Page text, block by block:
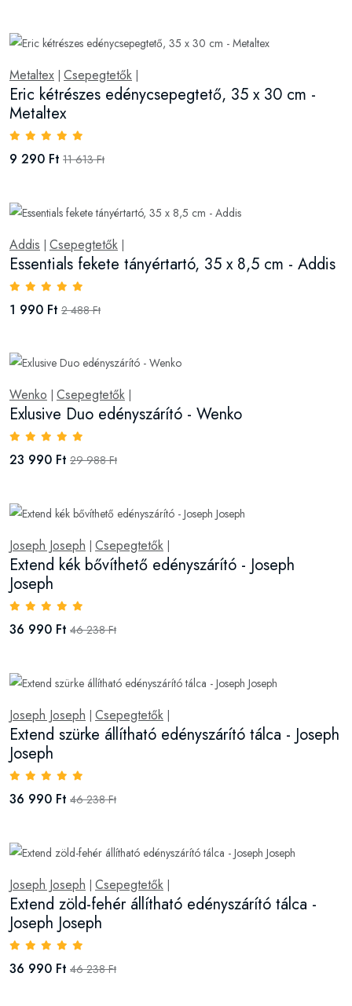
Metaltex | Csepegtetők |
Eric kétrészes edénycsepegtető, 35 x 30 cm -
Metaltex
9 290 Ft 11 613 Ft
Addis | Csepegtetők |
Essentials fekete tányértartó, 35 x 8,5 cm - Addis
1 990 Ft 2 488 Ft
Wenko Csepegtetők
Exlusive Duo edényszárító - Wenko
23 990 Ft 29 988 Ft
Joseph Joseph Csepegtetők
Extend kék bővíthető edényszárító - Joseph
Joseph
36 990 Ft 46 238 Ft
Joseph Joseph | Csepegtetők |
Extend szürke állítható edényszárító tálca - Joseph
Joseph
36 990 Ft 46 238 Ft
Joseph Joseph | Csepegtetők |
Extend zöld-fehér állítható edényszárító tálca -
Joseph Joseph
36 990 Ft 46 238 Ft